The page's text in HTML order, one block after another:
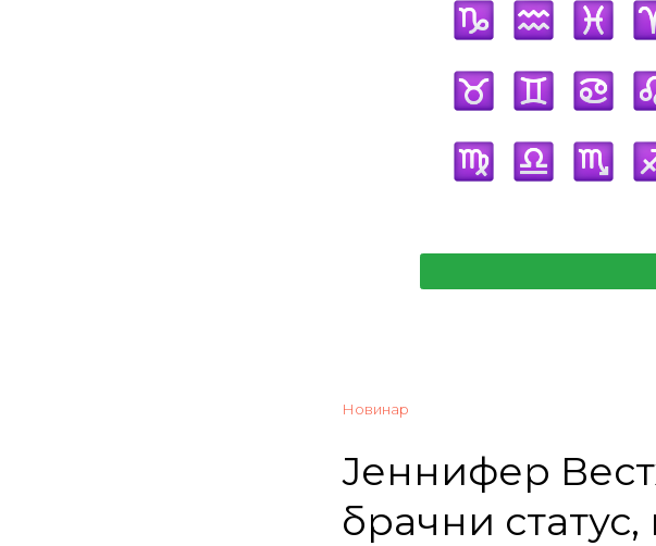
Новинар
Јеннифер
брачни